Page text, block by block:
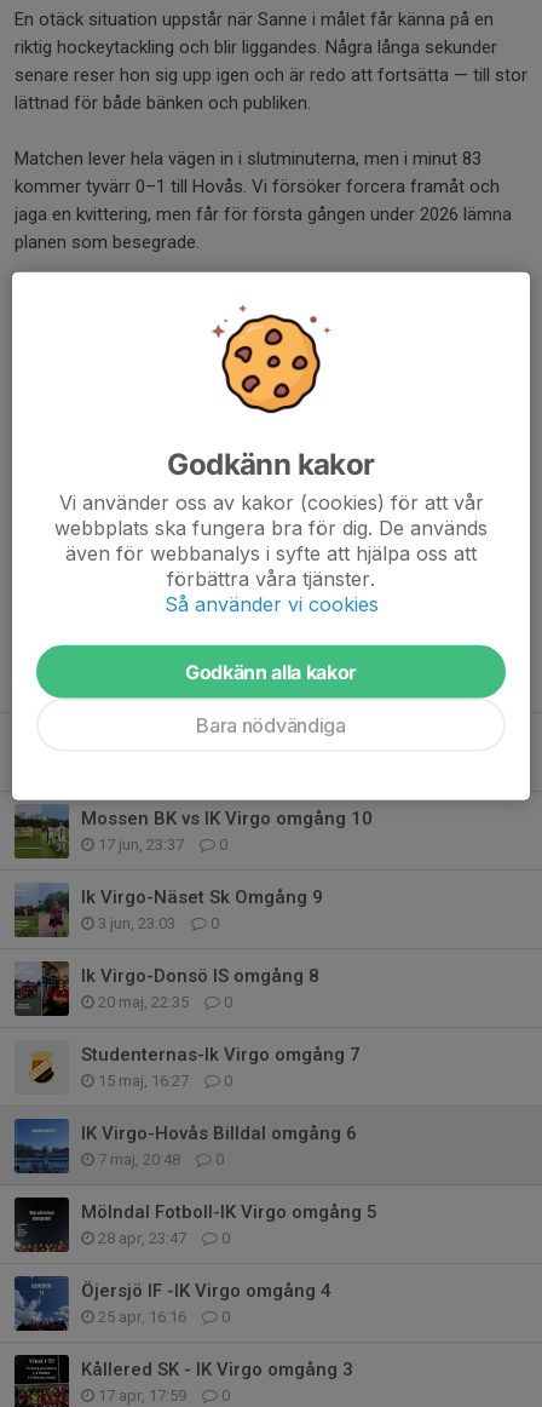
En otäck situation uppstår när Sanne i målet får känna på en
riktig hockeytackling och blir liggandes. Några långa sekunder
senare reser hon sig upp igen och är redo att fortsätta — till stor
lättnad för både bänken och publiken.
Matchen lever hela vägen in i slutminuterna, men i minut 83
kommer tyvärr 0–1 till Hovås. Vi försöker forcera framåt och
jaga en kvittering, men får för första gången under 2026 lämna
planen som besegrade.
Matchens lirare blir Sanne i målet som står för flera riktigt fina
räddningar och en stabil insats matchen igenom 👏⚽
Kommentarer
Tidigare nyheter
IK Virgo-Lindome GIF Omgång 11
Mossen BK vs IK Virgo omgång 10
17 jun, 23:37 0
Ik Virgo-Näset Sk Omgång 9
3 jun, 23:03 0
Ik Virgo-Donsö IS omgång 8
20 maj, 22:35 0
Studenternas-Ik Virgo omgång 7
15 maj, 16:27 0
IK Virgo-Hovås Billdal omgång 6
7 maj, 20:48 0
Mölndal Fotboll-IK Virgo omgång 5
28 apr, 23:47 0
Öjersjö IF -IK Virgo omgång 4
25 apr, 16:16 0
Kållered SK - IK Virgo omgång 3
17 apr, 17:59 0
Godkänn kakor
Vi använder oss av kakor (cookies) för att vår
webbplats ska fungera bra för dig. De används
även för webbanalys i syfte att hjälpa oss att
förbättra våra tjänster.
Så använder vi cookies
Godkänn alla kakor
Bara nödvändiga